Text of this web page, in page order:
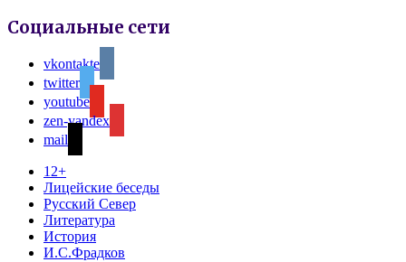
Социальные сети
vkontakte
twitter
youtube
zen-yandex
mail
12+
Лицейские беседы
Русский Север
Литература
История
И.С.Фрадков